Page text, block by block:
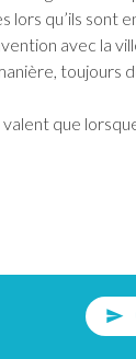
qu’ils sont
avec la
toujours
que